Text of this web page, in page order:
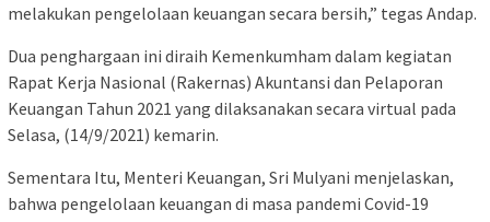
melakukan pengelolaan keuangan secara bersih,” tegas Andap.
Dua penghargaan ini diraih Kemenkumham dalam kegiatan
Rapat Kerja Nasional (Rakernas) Akuntansi dan Pelaporan
Keuangan Tahun 2021 yang dilaksanakan secara virtual pada
Selasa, (14/9/2021) kemarin.
Sementara Itu, Menteri Keuangan, Sri Mulyani menjelaskan,
bahwa pengelolaan keuangan di masa pandemi Covid-19